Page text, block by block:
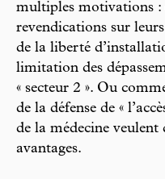
multiples motivations :
revendications sur
de la liberté
limitation des
« secteur 2 ». Ou
de la défense de «
de la médecine veulent
avantages.